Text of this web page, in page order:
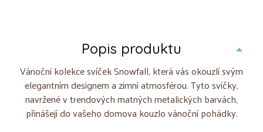
Popis produktu
Vánoční kolekce svíček Snowfall, která vás okouzlí svým
elegantním designem a zimní atmosférou. Tyto svíčky,
navržené v trendových matných metalických barvách,
přinášejí do vašeho domova kouzlo vánoční pohádky.